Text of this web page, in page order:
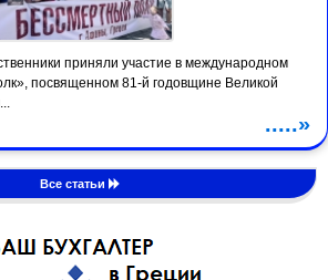
приняли участие в международном
посвященном 81-й годовщине Великой
.....»
Все статьи